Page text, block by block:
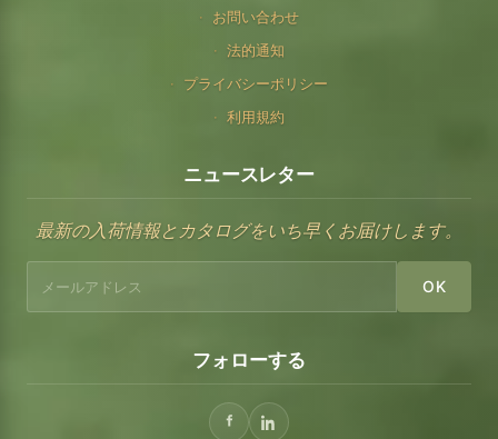
お問い合わせ
法的通知
プライバシーポリシー
利用規約
ニュースレター
最新の入荷情報とカタログをいち早くお届けします。
OK
フォローする